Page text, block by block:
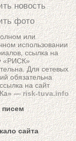
новость
фото
или
использовании
ссылка на
«РИСК»
Для сетевых
обязательна
на сайт
—risk-tuva.info
писем
сайта